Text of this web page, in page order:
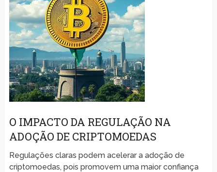
O IMPACTO DA REGULAÇÃO NA
ADOÇÃO DE CRIPTOMOEDAS
Regulações claras podem acelerar a adoção de
criptomoedas, pois promovem uma maior confiança